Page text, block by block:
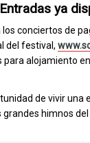
Entradas ya
los conciertos de
del festival,
alojamiento
de vivir una
grandes himnos